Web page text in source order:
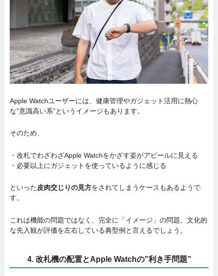
Apple Watchユーザーには、健康管理やガジェット活用に熱心
な”意識高い系”というイメージもあります。
そのため、
・改札でわざわざApple Watchをかざす姿がアピールに見える
・必要以上にガジェットを使っているように感じる
といった皮肉交じりの見方をされてしまうケースもあるようで
す。
これは機能の問題ではなく、完全に「イメージ」の問題。文化的
な先入観が評価を左右している典型例と言えるでしょう。
4. 改札機の配置とApple Watchの”利き手問題”